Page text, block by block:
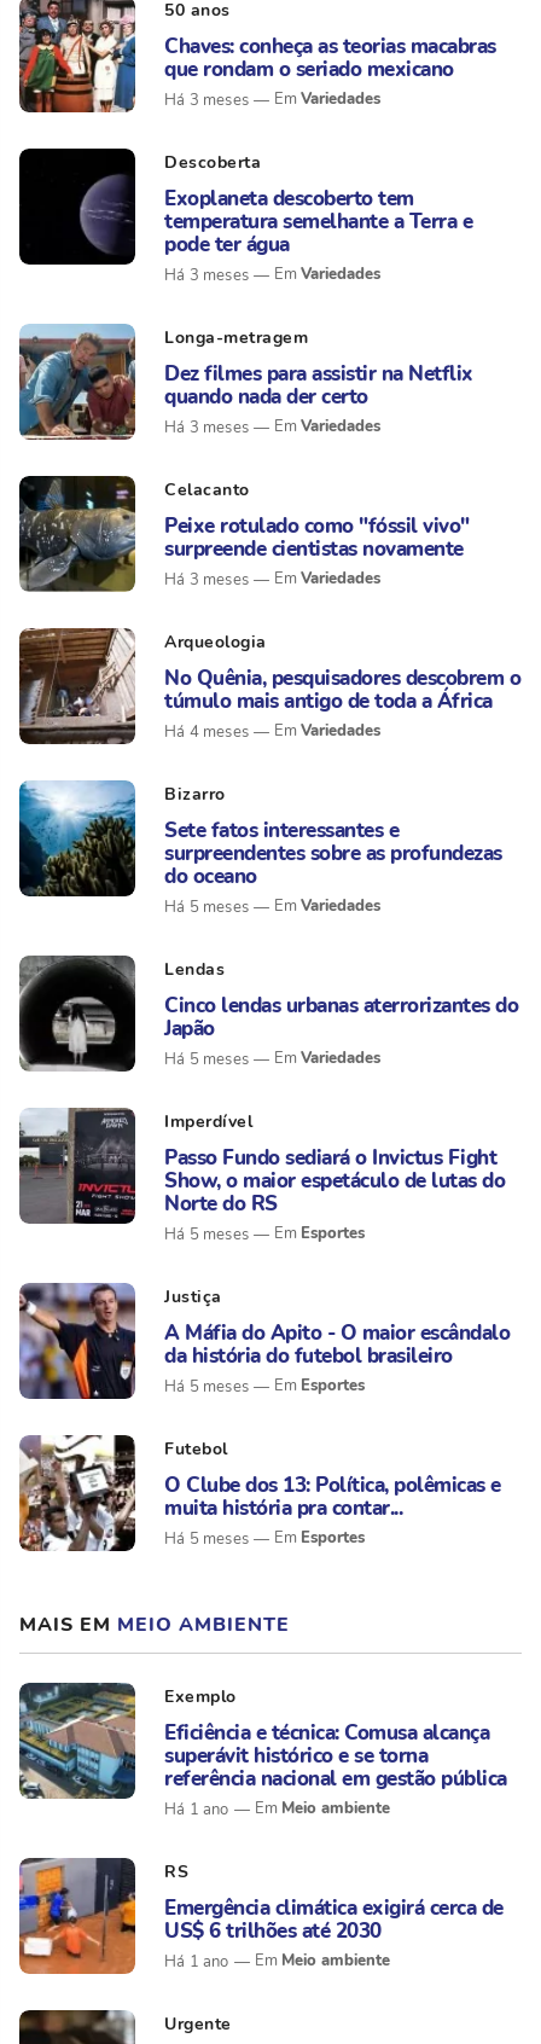
50 anos
Chaves: conheça as teorias macabras
que rondam o seriado mexicano
Há 3 meses Variedades
Descoberta
Exoplaneta descoberto tem
temperatura semelhante a Terra e
pode ter água
Há 3 meses Variedades
Longa-metragem
Dez filmes para assistir na Netflix
quando nada der certo
Há 3 meses Variedades
Celacanto
Peixe rotulado como "fóssil vivo"
surpreende cientistas novamente
Há 3 meses Variedades
Arqueologia
No Quênia, pesquisadores descobrem o
túmulo mais antigo de toda a África
Há 4 meses Variedades
Bizarro
Sete fatos interessantes e
surpreendentes sobre as profundezas
do oceano
Há 5 meses Variedades
Lendas
Cinco lendas urbanas aterrorizantes do
Japão
Há 5 meses Variedades
Imperdível
Passo Fundo sediará o Invictus Fight
Show, o maior espetáculo de lutas do
Norte do RS
Há 5 meses Esportes
Justiça
A Máfia do Apito - O maior escândalo
da história do futebol brasileiro
Há 5 meses Esportes
Futebol
O Clube dos 13: Política, polêmicas e
muita história pra contar...
Há 5 meses Esportes
MAIS EM MEIO AMBIENTE
Exemplo
Eficiência e técnica: Comusa alcança
superávit histórico e se torna
referência nacional em gestão pública
Há 1 ano Meio ambiente
RS
Emergência climática exigirá cerca de
US$ 6 trilhões até 2030
Há 1 ano Meio ambiente
Urgente